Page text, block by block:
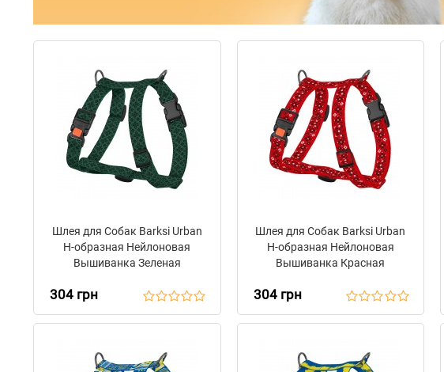
Шлея для Собак Barksi Urban
Н-образная Нейлоновая
Вышиванка Зеленая
304 грн
Шлея для Собак Barksi Urban
Н-образная Нейлоновая
Вышиванка Красная
304 грн